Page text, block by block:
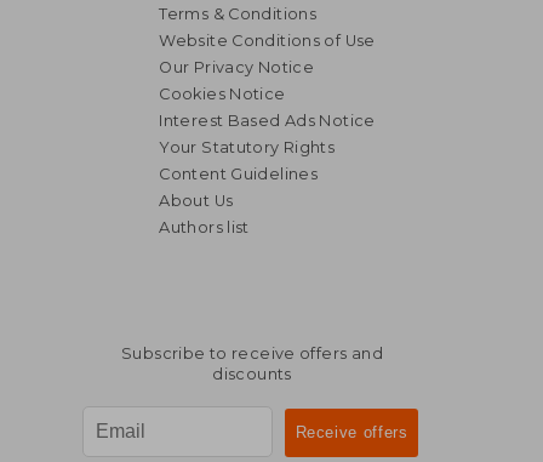
45,37 €
Terms & Conditions
Website Conditions of Use
Our Privacy Notice
Cookies Notice
Interest Based Ads Notice
Your Statutory Rights
Content Guidelines
About Us
Authors list
Subscribe to receive offers and
discounts